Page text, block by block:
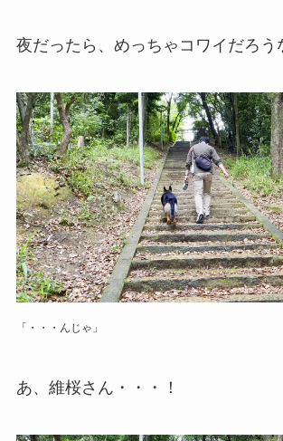
夜だったら、めっちゃコワイだろう
「・・・んじゃ」
あ、維桜さん・・・！